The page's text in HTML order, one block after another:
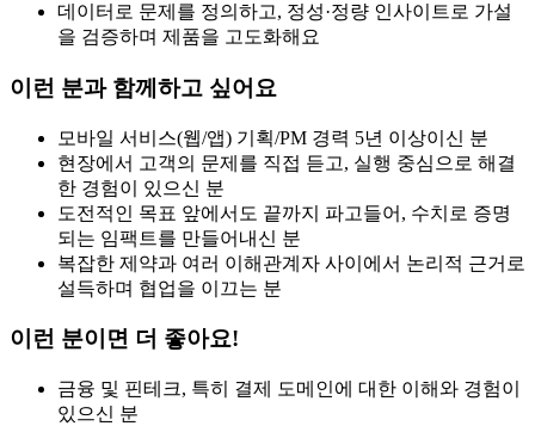
데이터로 문제를 정의하고, 정성·정량 인사이트로 가설
을 검증하며 제품을 고도화해요
이런 분과 함께하고 싶어요
모바일 서비스(웹/앱) 기획/PM 경력 5년 이상이신 분
현장에서 고객의 문제를 직접 듣고, 실행 중심으로 해결
한 경험이 있으신 분
도전적인 목표 앞에서도 끝까지 파고들어, 수치로 증명
되는 임팩트를 만들어내신 분
복잡한 제약과 여러 이해관계자 사이에서 논리적 근거로
설득하며 협업을 이끄는 분
이런 분이면 더 좋아요!
금융 및 핀테크, 특히 결제 도메인에 대한 이해와 경험이
있으신 분